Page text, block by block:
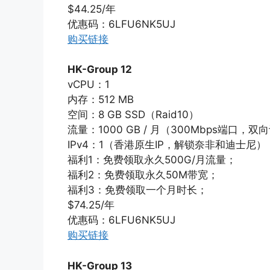
$44.25/年
优惠码：6LFU6NK5UJ
购买链接
HK-Group 12
vCPU：1
内存：512 MB
空间：8 GB SSD（Raid10）
流量：1000 GB / 月（300Mbps端口，双
IPv4：1（香港原生IP，解锁奈非和迪士尼）
福利1：免费领取永久500G/月流量；
福利2：免费领取永久50M带宽；
福利3：免费领取一个月时长；
$74.25/年
优惠码：6LFU6NK5UJ
购买链接
HK-Group 13